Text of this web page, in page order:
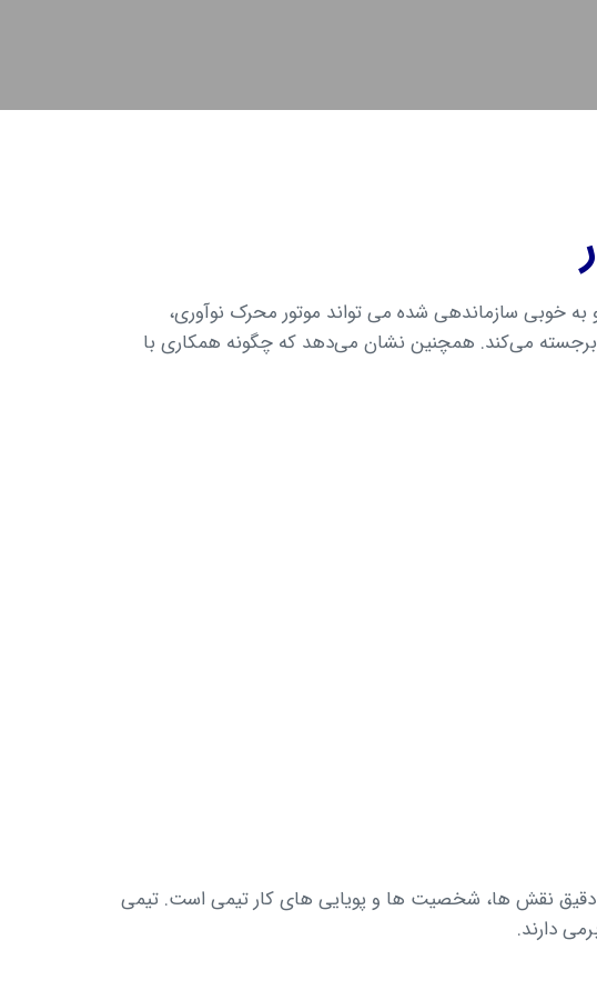
خوبی سازماندهی شده می تواند موتور محرک نوآوری،
برجسته می‌کند. همچنین نشان می‌دهد که چگونه همکاری با
دقیق نقش ها، شخصیت ها و پویایی های کار تیمی است. تیمی
دارند.